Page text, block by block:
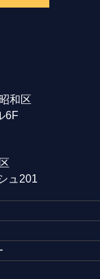
和区
6F
ュ201